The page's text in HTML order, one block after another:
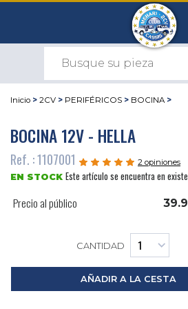
Inicio > 2CV > PERIFÉRICOS > BOCINA >
BOCINA 12V - HELLA
Ref. : 1107001 2 opiniones
EN STOCK Este artículo se encuentra en
Precio al público
CANTIDAD
AÑADIR A LA CESTA